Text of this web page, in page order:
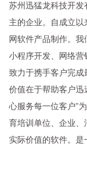
苏州迅猛龙科技开
主的企业。自成立
网软件产品制作。我
小程序开发、网络营
致力于携手客户完
价值在于帮助客户迅
心服务每一位客户”
育培训单位、企业
实际价值的软件。是